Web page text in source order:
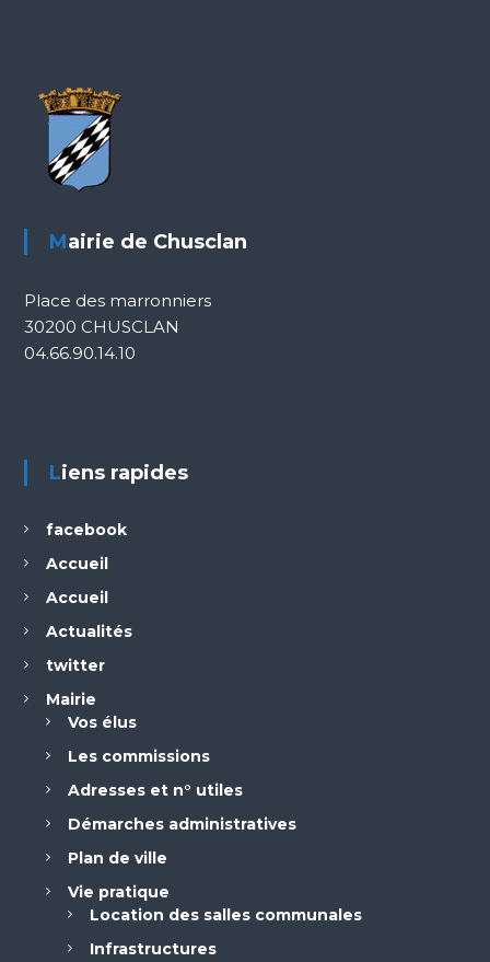
Mairie de Chusclan
Place des marronniers
30200 CHUSCLAN
04.66.90.14.10
Liens rapides
facebook
Accueil
Accueil
Actualités
twitter
Mairie
Vos élus
Les commissions
Adresses et n° utiles
Démarches administratives
Plan de ville
Vie pratique
Location des salles communales
Infrastructures